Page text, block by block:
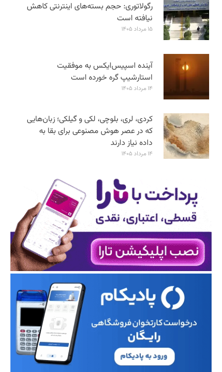
رگولاتوری: حجم بسته‌های اینترنتی کاهش
نیافته است
۱۵ مرداد ۱۴۰۵
آینده اسپیس‌ایکس به موفقیت
استارشیپ گره خورده است
۱۴ مرداد ۱۴۰۵
کردی، لری، بلوچی، لکی و گیلکی؛ زبان‌هایی
که در عصر هوش مصنوعی برای بقا به
داده نیاز دارند
۱۴ مرداد ۱۴۰۵